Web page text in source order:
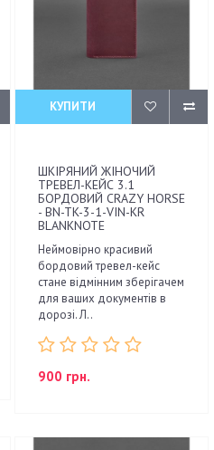
КУПИТИ
ШКІРЯНИЙ ЖІНОЧИЙ
ТРЕВЕЛ-КЕЙС 3.1
БОРДОВИЙ CRAZY HORSE
- BN-TK-3-1-VIN-KR
BLANKNOTE
Неймовірно красивий
бордовий тревел-кейс
стане відмінним зберігачем
для ваших документів в
дорозі. Л..
900 грн.